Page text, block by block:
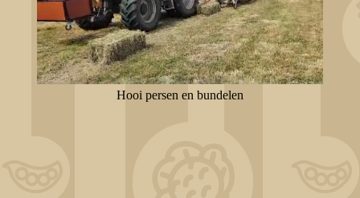
Hooi persen en bundelen